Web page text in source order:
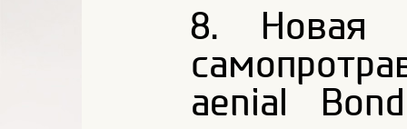
8. Новая
aenial